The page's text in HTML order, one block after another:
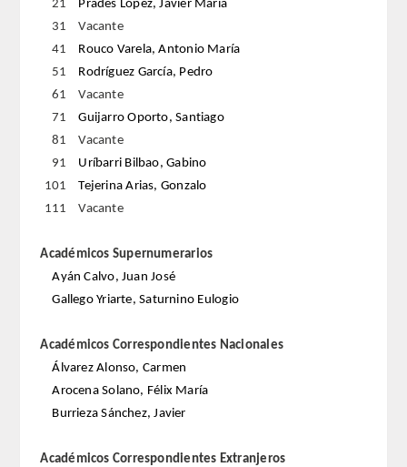
REGLAMENTO
FUNDACIÓN LIBERADE
ACADÉMICOS
SECCIONES
TEOLOGÍA
HUMANIDADES
DERECHO
MEDICINA
CIENCIAS EXPERIMENTALES
21 Prades López, Javier María
31 Vacante
41 Rouco Varela, Antonio María
51 Rodríguez García, Pedro
61 Vacante
71 Guijarro Oporto, Santiago
81 Vacante
91 Uríbarri Bilbao, Gabino
101 Tejerina Arias, Gonzalo
111 Vacante
Académicos Supernumerarios
Ayán Calvo, Juan José
Gallego Yriarte, Saturnino Eulogio
Académicos Correspondientes Nacionales
Álvarez Alonso, Carmen
Arocena Solano, Félix María
Burrieza Sánchez, Javier
Académicos Correspondientes Extranjeros